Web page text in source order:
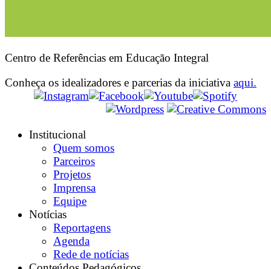
Centro de Referências em Educação Integral
Conheça os idealizadores e parcerias da iniciativa aqui.
Institucional
Quem somos
Parceiros
Projetos
Imprensa
Equipe
Notícias
Reportagens
Agenda
Rede de notícias